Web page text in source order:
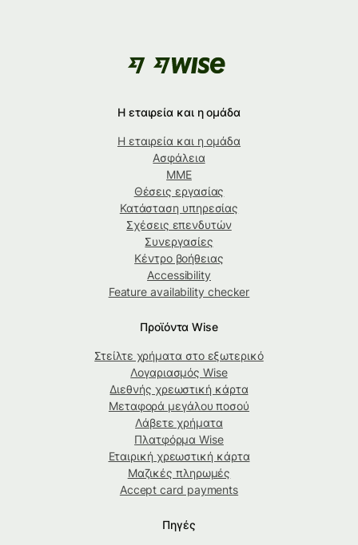
Η εταιρεία και η ομάδα
Η εταιρεία και η ομάδα
Ασφάλεια
ΜΜΕ
Θέσεις εργασίας
Κατάσταση υπηρεσίας
Σχέσεις επενδυτών
Συνεργασίες
Κέντρο βοήθειας
Accessibility
Feature availability checker
Προϊόντα Wise
Στείλτε χρήματα στο εξωτερικό
Λογαριασμός Wise
Διεθνής χρεωστική κάρτα
Μεταφορά μεγάλου ποσού
Λάβετε χρήματα
Πλατφόρμα Wise
Εταιρική χρεωστική κάρτα
Μαζικές πληρωμές
Accept card payments
Πηγές